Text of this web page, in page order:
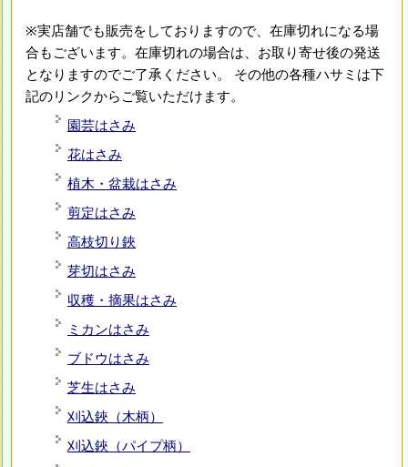
※実店舗でも販売をしておりますので、在庫切れになる場
合もございます。在庫切れの場合は、お取り寄せ後の発送
となりますのでご了承ください。 その他の各種ハサミは下
記のリンクからご覧いただけます。
園芸はさみ
花はさみ
植木・盆栽はさみ
剪定はさみ
高枝切り鋏
芽切はさみ
収穫・摘果はさみ
ミカンはさみ
ブドウはさみ
芝生はさみ
刈込鋏（木柄）
刈込鋏（パイプ柄）